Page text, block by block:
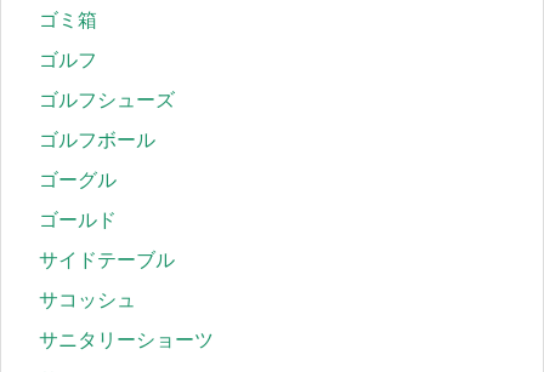
ゴミ箱
ゴルフ
ゴルフシューズ
ゴルフボール
ゴーグル
ゴールド
サイドテーブル
サコッシュ
サニタリーショーツ